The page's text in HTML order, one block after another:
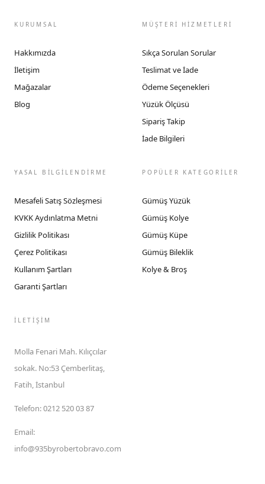
KURUMSAL
Hakkımızda
İletişim
Mağazalar
Blog
MÜŞTERİ HİZMETLERİ
Sıkça Sorulan Sorular
Teslimat ve İade
Ödeme Seçenekleri
Yüzük Ölçüsü
Sipariş Takip
İade Bilgileri
YASAL BİLGİLENDİRME
Mesafeli Satış Sözleşmesi
KVKK Aydınlatma Metni
Gizlilik Politikası
Çerez Politikası
Kullanım Şartları
Garanti Şartları
POPÜLER KATEGORİLER
Gümüş Yüzük
Gümüş Kolye
Gümüş Küpe
Gümüş Bileklik
Kolye & Broş
İLETIŞIM
Molla Fenari Mah. Kılıçcılar
sokak. No:53 Çemberlitaş,
Fatih, İstanbul
Telefon:0212 520 03 87
Email:
info@935byrobertobravo.com